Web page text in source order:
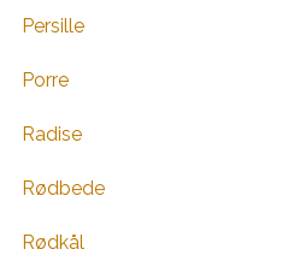
Persille
Porre
Radise
Rødbede
Rødkål